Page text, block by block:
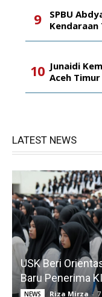
SPBU
Kendaraan
Junaidi
Aceh Timur
LATEST NEWS
USK Beri
Baru Penerima
NEWS Riza Mirza -